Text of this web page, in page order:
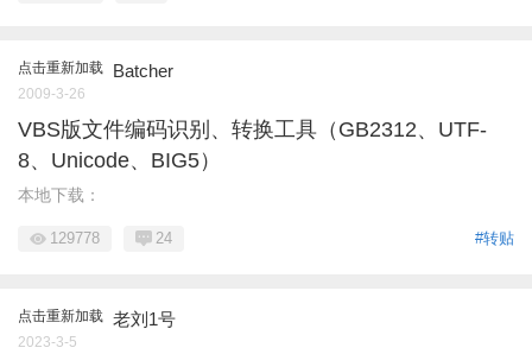
点击重新加载 Batcher
2009-3-26
VBS版文件编码识别、转换工具（GB2312、UTF-
8、Unicode、BIG5）
本地下载：
#转贴
129778 24
点击重新加载 老刘1号
2023-3-5